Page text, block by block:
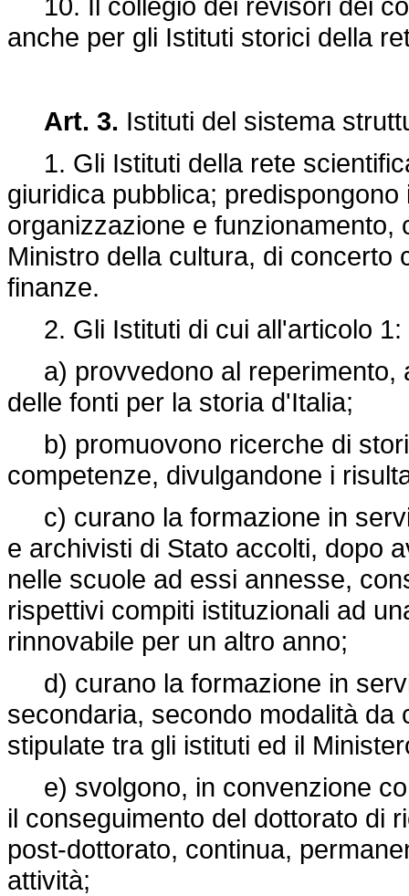
anche per gli Istituti storici della
Art. 3. Istituti del sistema
1. Gli Istituti della rete
giuridica pubblica;
organizzazione e
Ministro della cultura, di concerto
finanze.
2. Gli Istituti di cui all'articolo 1:
a) provvedono al reperimento,
delle fonti per la storia d'Italia;
b) promuovono ricerche di
competenze, divulgandone i
c) curano la formazione in
e archivisti di Stato accolti, dopo
nelle scuole ad essi annesse,
rispettivi compiti istituzionali ad
rinnovabile per un altro anno;
d) curano la formazione in
secondaria, secondo modalità
stipulate tra gli istituti ed il
e) svolgono, in convenzione
il conseguimento del dottorato di
post-dottorato, continua,
attività;